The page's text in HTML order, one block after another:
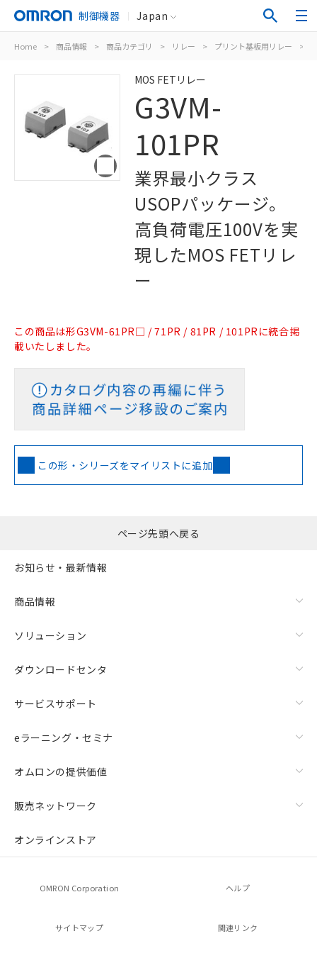
制御機器 Japan
Home > 商品情報 > 商品カテゴリ > リレー > プリント基板用リレー >
MOS FETリレー
G3VM-
101PR
業界最小クラス
USOPパッケージ。
高負荷電圧100Vを実
現したMOS FETリレ
ー
この商品は形G3VM-61PR□ / 71PR / 81PR / 101PRに統合掲
載いたしました。
この形・シリーズをマイリストに追加
ページ先頭へ戻る
お知らせ・最新情報
商品情報
ソリューション
ダウンロードセンタ
サービスサポート
eラーニング・セミナ
オムロンの提供価値
販売ネットワーク
オンラインストア
OMRON Corporation ヘルプ
サイトマップ 関連リンク